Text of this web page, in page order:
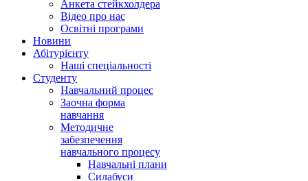
Анкета стейкхолдера
Відео про нас
Освітні програми
Hовини
Абітурієнту
Наші спеціальності
Студенту
Навчальний процес
Заочна форма
навчання
Методичне
забезпечення
навчального процесу
Навчальні плани
Силабуси